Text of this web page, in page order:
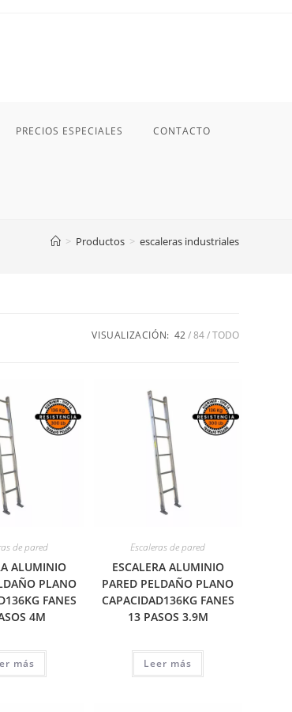
PRECIOS ESPECIALES CONTACTO
> Productos > escaleras industriales
VISUALIZACIÓN: 42 84 TODO
de pared
ALUMINIO
PLANO
FANES
4M
más
Escaleras de pared
ESCALERA ALUMINIO
PARED PELDAÑO PLANO
CAPACIDAD136KG FANES
13 PASOS 3.9M
Leer más